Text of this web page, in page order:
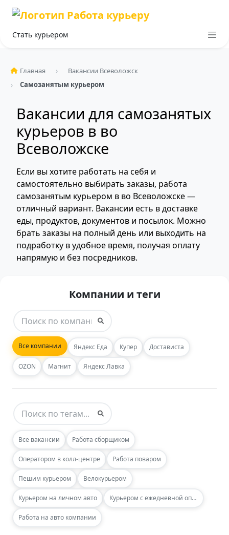
Стать курьером
Главная
Вакансии Всеволожск
Самозанятым курьером
Вакансии для самозанятых
курьеров в во
Всеволожске
Если вы хотите работать на себя и
самостоятельно выбирать заказы, работа
самозанятым курьером в во Всеволожске —
отличный вариант. Вакансии есть в доставке
еды, продуктов, документов и посылок. Можно
брать заказы на полный день или выходить на
подработку в удобное время, получая оплату
напрямую и без посредников.
Компании и теги
Все компании Яндекс Еда Купер Достависта
OZON Магнит Яндекс Лавка
Все вакансии Работа сборщиком
Оператором в колл-центре Работа поваром
Пешим курьером Велокурьером
Курьером на личном авто Курьером с ежедневной оплатой
Работа на авто компании